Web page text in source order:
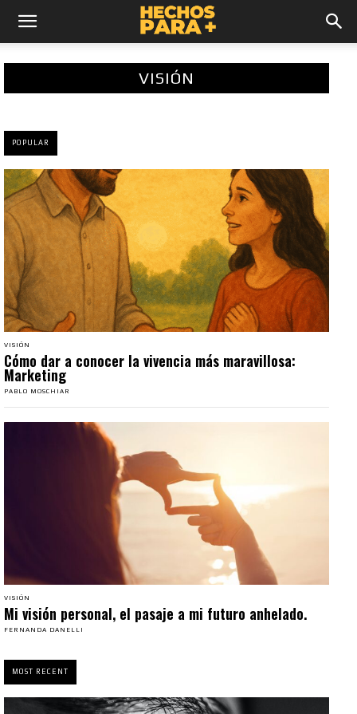
VISIÓN
POPULAR
VISIÓN
Cómo dar a conocer la vivencia más maravillosa:
Marketing
PABLO MOSCHIAR
VISIÓN
Mi visión personal, el pasaje a mi futuro anhelado.
FERNANDA DANELLI
MOST RECENT